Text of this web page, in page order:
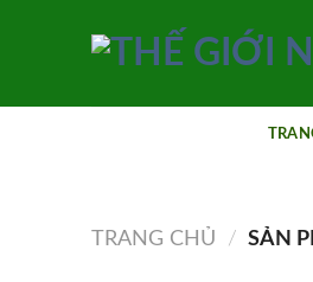
TRANG CHỦ / SẢN